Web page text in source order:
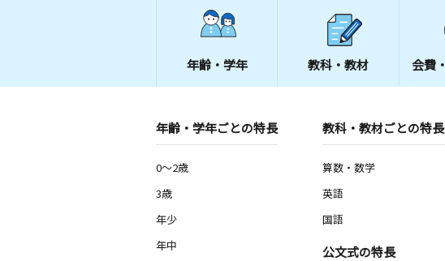
金 土
2歳～高校生
東京都台東区三筋１丁目１４－７ ヴィラオザワ
１階
久松教室
月 火 金 土 日
前ビル２階
金 土 日
年齢・学年 教科・教材 会費・
年齢・学年ごとの特長
0～2歳
3歳
年少
年中
教科・教材ごとの特長
算数・数学
英語
国語
公文式の特長